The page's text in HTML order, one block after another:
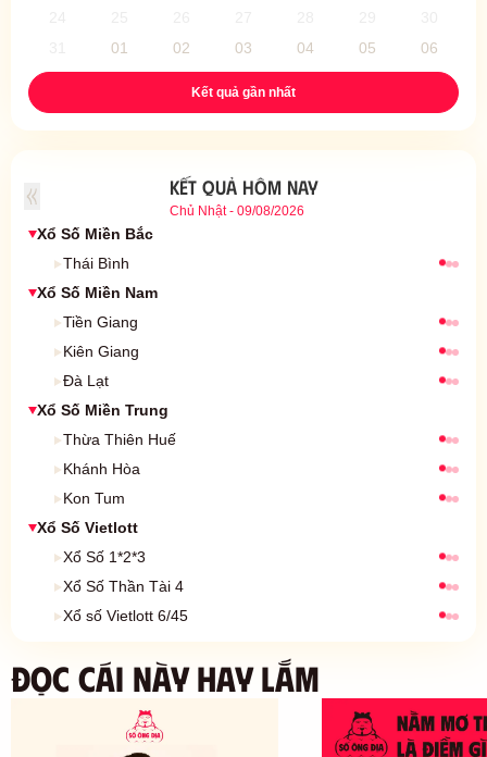
01 02 03 04 05 06
Kết quả gần nhất
KẾT QUẢ HÔM NAY
Chủ Nhật - 09/08/2026
Xổ Số Miền Bắc
Kết quả xổ số
Thái Bình
Xổ Số Miền Nam
Kết quả xổ số
Tiền Giang
Kết quả xổ số
Kiên Giang
Kết quả xổ số
Đà Lạt
Xổ Số Miền Trung
Kết quả xổ số
Thừa Thiên Huế
Kết quả xổ số
Khánh Hòa
Kết quả xổ số
Kon Tum
Xổ Số Vietlott
Kết quả xổ số
Xổ Số 1*2*3
Kết quả xổ số
Xổ Số Thần Tài 4
Kết quả xổ số
Xổ số Vietlott 6/45
ĐỌC CÁI NÀY HAY LẮM